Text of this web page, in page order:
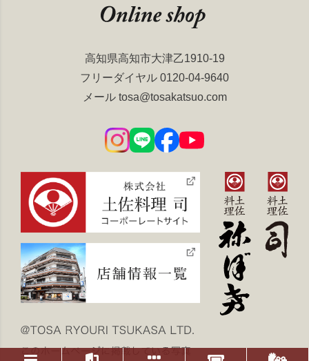
高知県高知市大津乙1910-19
フリーダイヤル 0120-04-9640
メール tosa@tosakatsuo.com